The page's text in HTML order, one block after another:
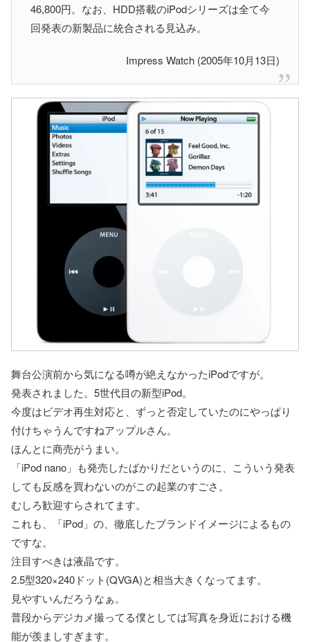
46,800円。なお、HDD搭載のiPodシリーズは全て今
回発表の新製品に統合される見込み。
Impress Watch (2005年10月13日)
舞台公演前から気になる噂が絶えなかったiPodですが。
発表されました。5世代目の新型iPod。
今度はビデオ再生対応と、ずっと否定していたのにやっぱり
付けちゃうんですねアップルさん。
ほんとに商売がうまい。
「iPod nano」も発売したばかりだというのに、こういう発表
しても反感を買わないのがこの起業のすごさ。
むしろ歓迎すらされてます。
これも、「iPod」の、徹底したブランドイメージによるもの
ですな。
注目すべきは液晶です。
2.5型320×240ドット(QVGA)と相当大きくなってます。
見やすいんだろうなぁ。
普段からデジカメ撮ってる僕としては写真を身近における機
能が羨ましすぎます。